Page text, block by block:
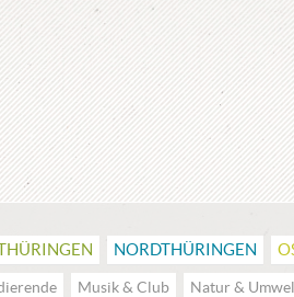
NORDTHÜRINGEN
Musik & Club Natur &